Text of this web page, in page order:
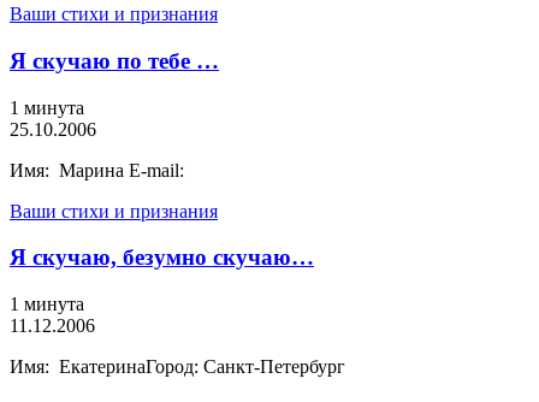
Ваши стихи и признания
Я скучаю по тебе …
1 минута
25.10.2006
Имя: Марина E-mail:
Ваши стихи и признания
Я скучаю, безумно скучаю…
1 минута
11.12.2006
Имя: ЕкатеринаГород: Санкт-Петербург